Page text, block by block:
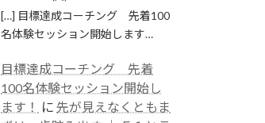
[…] 目標達成コーチング 先着100
名体験セッション開始します…
目標達成コーチング 先着
100名体験セッション開始し
ます！
に先が見えなくともま